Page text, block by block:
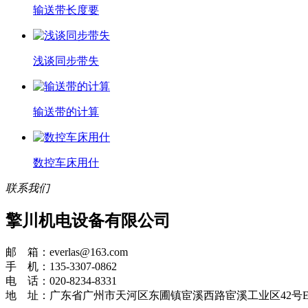
输送带长度要
浅谈同步带失
输送带的计算
数控车床用什
联系我们
擎川机电设备有限公司
邮 箱：everlas@163.com
手 机：135-3307-0862
电 话：020-8234-8331
地 址：广东省广州市天河区东圃镇宦溪西路宦溪工业区42号